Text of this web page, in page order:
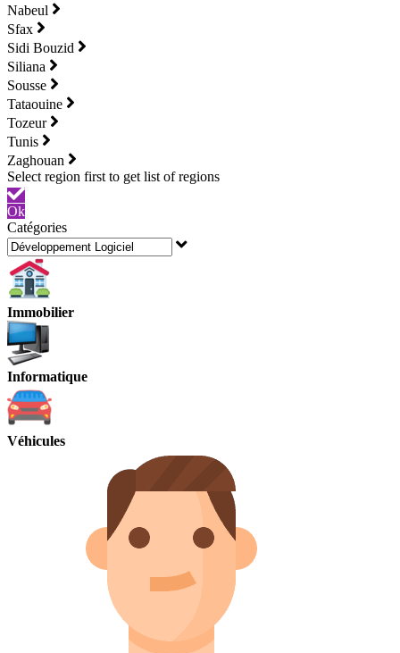
Nabeul
Sfax
Sidi Bouzid
Siliana
Sousse
Tataouine
Tozeur
Tunis
Zaghouan
Ok
Catégories
Immobilier
Informatique
Véhicules